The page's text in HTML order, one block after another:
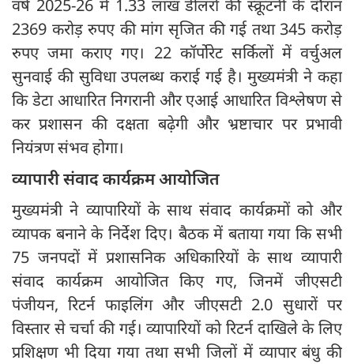
वर्ष 2025-26 में 1.33 लाख डीलरों की स्क्रूटनी के दौरान
2369 करोड़ रुपए की मांग सृजित की गई तथा 345 करोड़
रुपए जमा कराए गए। 22 कॉर्पोरेट सर्किलों में वर्चुअल
सुनवाई की सुविधा उपलब्ध कराई गई है। मुख्यमंत्री ने कहा
कि डेटा आधारित निगरानी और एआई आधारित विश्लेषण से
कर प्रशासन की दक्षता बढ़ेगी और भ्रष्टाचार पर प्रभावी
नियंत्रण संभव होगा।
व्यापारी संवाद कार्यक्रम आयोजित
मुख्यमंत्री ने व्यापारियों के साथ संवाद कार्यक्रमों को और
व्यापक बनाने के निर्देश दिए। बैठक में बताया गया कि सभी
75 जनपदों में प्रशासनिक अधिकारियों के साथ व्यापारी
संवाद कार्यक्रम आयोजित किए गए, जिनमें जीएसटी
पंजीयन, रिटर्न फाइलिंग और जीएसटी 2.0 सुधारों पर
विस्तार से चर्चा की गई। व्यापारियों को रिटर्न दाखिले के लिए
प्रशिक्षण भी दिया गया तथा सभी जिलों में व्यापार बंधु की